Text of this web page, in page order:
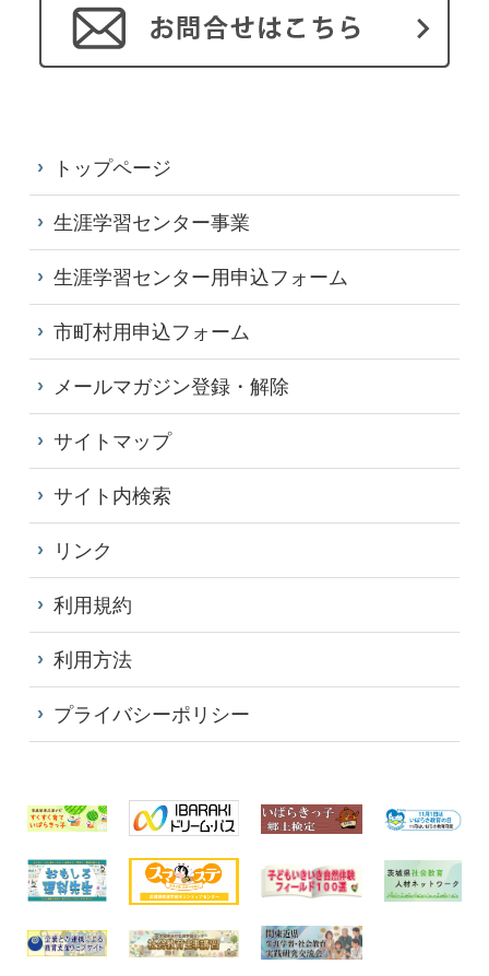
トップページ
生涯学習センター事業
生涯学習センター用申込フォーム
市町村用申込フォーム
メールマガジン登録・解除
サイトマップ
サイト内検索
リンク
利用規約
利用方法
プライバシーポリシー